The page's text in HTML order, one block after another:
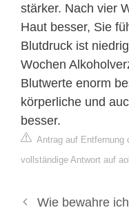
stärker. Nach vier
Haut besser, Sie
Blutdruck ist
Wochen
Blutwerte enorm
körperliche und
besser.
Antrag auf Entfernung
vollständige Antwort auf
Wie bewahre